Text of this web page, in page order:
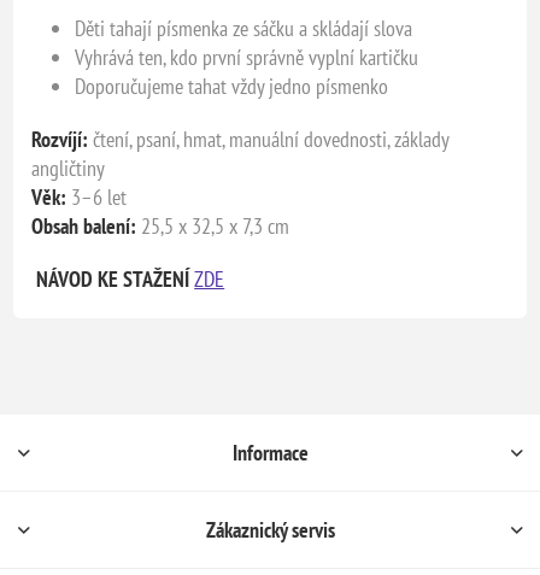
Děti tahají písmenka ze sáčku a skládají slova
Vyhrává ten, kdo první správně vyplní kartičku
Doporučujeme tahat vždy jedno písmenko
Rozvíjí: čtení, psaní, hmat, manuální dovednosti, základy
angličtiny
Věk: 3–6 let
Obsah balení: 25,5 x 32,5 x 7,3 cm
NÁVOD KE STAŽENÍZDE
Informace
Zákaznický servis